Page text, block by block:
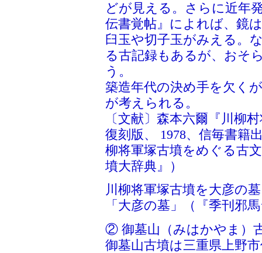
どが見える。さらに近年
伝書覚帖』によれば、鏡
臼玉や切子玉がみえる。
る古記録もあるが、おそ
う。
築造年代の決め手を欠く
が考えられる。
〔文献〕森本六爾『川柳
復刻版、 1978、信毎書籍
柳将軍塚古墳をめぐる古
墳大辞典』）
川柳将軍塚古墳を大彦の
「大彦の墓」（『季刊邪
② 御墓山（みはかやま）
御墓山古墳は三重県上野